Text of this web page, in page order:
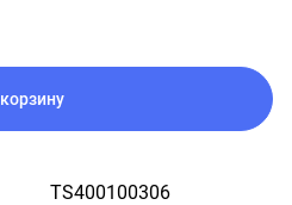
В корзину
TS400100306